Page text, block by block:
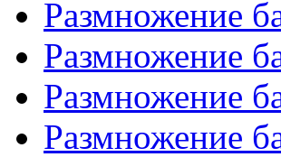
Размножение
Размножение
Размножение
Размножение